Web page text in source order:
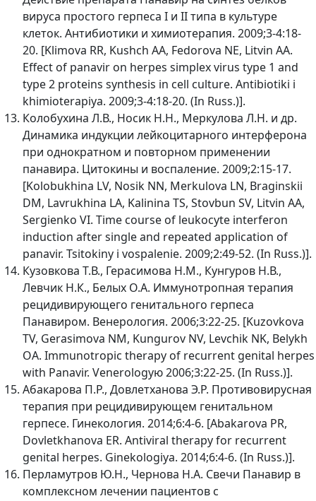
вируса простого герпеса I и II типа в культуре
клеток. Антибиотики и химиотерапия. 2009;3-4:18-
20. [Klimova RR, Kushch AA, Fedorova NE, Litvin AA.
Effect of panavir on herpes simplex virus type 1 and
type 2 proteins synthesis in cell culture. Antibiotiki i
khimioterapiya. 2009;3-4:18-20. (In Russ.)].
Колобухина Л.В., Носик Н.Н., Меркулова Л.Н. и др.
Динамика индукции лейкоцитарного интерферона
при однократном и повторном применении
панавира. Цитокины и воспаление. 2009;2:15-17.
[Kolobukhina LV, Nosik NN, Merkulova LN, Braginskii
DM, Lavrukhina LA, Kalinina TS, Stovbun SV, Litvin AA,
Sergienko VI. Time course of leukocyte interferon
induction after single and repeated application of
panavir. Tsitokiny i vospalenie. 2009;2:49-52. (In Russ.)].
Кузовкова Т.В., Герасимова Н.М., Кунгуров Н.В.,
Левчик Н.К., Белых О.А. Иммунотропная терапия
рецидивирующего генитального герпеса
Панавиром. Венерология. 2006;3:22-25. [Kuzovkova
TV, Gerasimova NM, Kungurov NV, Levchik NK, Belykh
OA. Immunotropic therapy of recurrent genital herpes
with Panavir. Venerologую 2006;3:22-25. (In Russ.)].
Абакарова П.Р., Довлетханова Э.Р. Противовирусная
терапия при рецидивирующем генитальном
герпесе. Гинекология. 2014;6:4-6. [Abakarova PR,
Dovletkhanova ER. Antiviral therapy for recurrent
genital herpes. Ginekologiya. 2014;6:4-6. (In Russ.)].
Перламутров Ю.Н., Чернова Н.А. Свечи Панавир в
комплексном лечении пациентов с